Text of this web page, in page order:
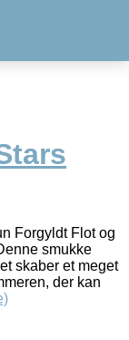
Forgyldt Flot og
smukke
skaber et meget
der kan